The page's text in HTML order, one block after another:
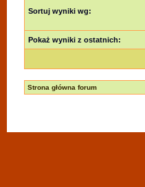
Sortuj wyniki wg:
Pokaż wyniki z ostatnich:
Strona główna forum